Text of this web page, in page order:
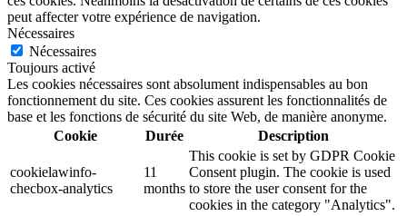
peut affecter votre expérience de navigation.
Nécessaires
Nécessaires
Toujours activé
Les cookies nécessaires sont absolument indispensables au bon
fonctionnement du site. Ces cookies assurent les fonctionnalités de
base et les fonctions de sécurité du site Web, de manière anonyme.
Cookie
Durée Description
cookielawinfo-
checbox-analytics
11
months
This cookie is set by GDPR Cookie
Consent plugin. The cookie is used
to store the user consent for the
cookies in the category "Analytics".